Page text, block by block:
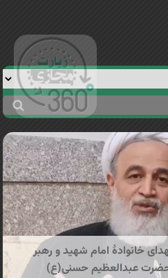
خانوادهٔ امام شهید و رهبر
عبدالعظیم حسنی(ع)